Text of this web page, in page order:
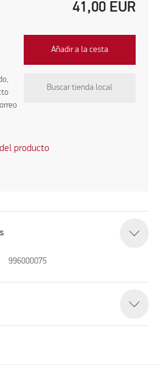
41,00 EUR
Añadir a la cesta
Buscar tienda local
producto
996000075